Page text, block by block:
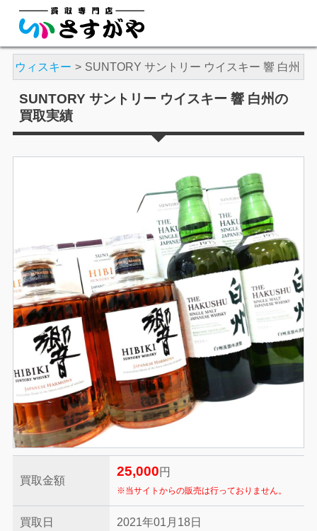
ウィスキー SUNTORY サントリー ウイスキー 響 白州
SUNTORY サントリー ウイスキー 響 白州の
買取実績
買取金額
25,000 円
※当サイトからの販売は行っておりません。
買取日 2021年01月18日